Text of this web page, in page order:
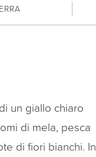
un giallo chiaro
di mela, pesca
di fiori bianchi. In
pulito e fresco, con